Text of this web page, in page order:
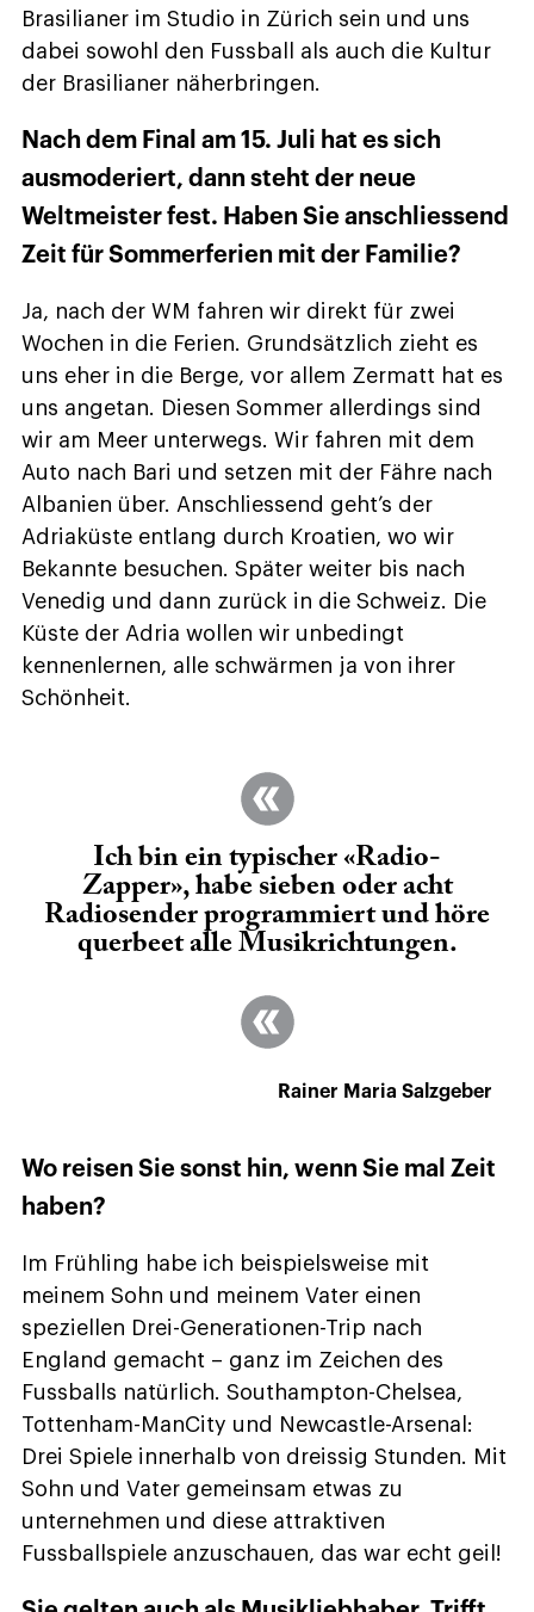
Brasilianer im Studio in Zürich sein und uns
dabei sowohl den Fussball als auch die Kultur
der Brasilianer näherbringen.
Nach dem Final am 15. Juli hat es sich
ausmoderiert, dann steht der neue
Weltmeister fest. Haben Sie anschliessend
Zeit für Sommerferien mit der Familie?
Ja, nach der WM fahren wir direkt für zwei
Wochen in die Ferien. Grundsätzlich zieht es
uns eher in die Berge, vor allem Zermatt hat es
uns angetan. Diesen Sommer allerdings sind
wir am Meer unterwegs. Wir fahren mit dem
Auto nach Bari und setzen mit der Fähre nach
Albanien über. Anschliessend geht’s der
Adriaküste entlang durch Kroatien, wo wir
Bekannte besuchen. Später weiter bis nach
Venedig und dann zurück in die Schweiz. Die
Küste der Adria wollen wir unbedingt
kennenlernen, alle schwärmen ja von ihrer
Schönheit.
Ich bin ein typischer «Radio-
Zapper», habe sieben oder acht
Radiosender programmiert und höre
querbeet alle Musikrichtungen.
Rainer Maria Salzgeber
Wo reisen Sie sonst hin, wenn Sie mal Zeit
haben?
Im Frühling habe ich beispielsweise mit
meinem Sohn und meinem Vater einen
speziellen Drei-Generationen-Trip nach
England gemacht – ganz im Zeichen des
Fussballs natürlich. Southampton-Chelsea,
Tottenham-ManCity und Newcastle-Arsenal:
Drei Spiele innerhalb von dreissig Stunden. Mit
Sohn und Vater gemeinsam etwas zu
unternehmen und diese attraktiven
Fussballspiele anzuschauen, das war echt geil!